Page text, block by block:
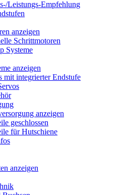
Leistungs-Empfehlung
anzeigen
Schrittmotoren
Systeme
anzeigen
mit integrierter Endstufe
anzeigen
geschlossen
für Hutschiene
anzeigen